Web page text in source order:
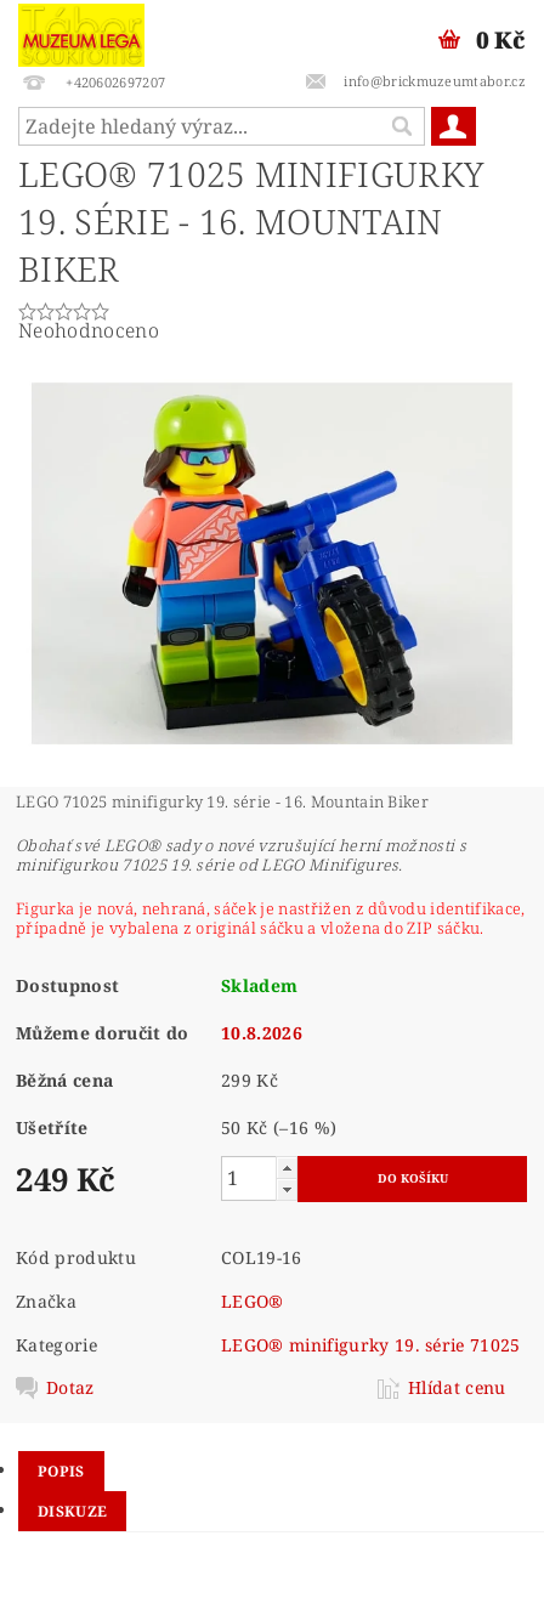
+420602697207 info@brickmuzeumtabor.cz
0 Kč
LEGO® 71025 MINIFIGURKY
19. SÉRIE - 16. MOUNTAIN
BIKER
Neohodnoceno
LEGO 71025 minifigurky 19. série - 16. Mountain Biker
Obohať své LEGO® sady o nové vzrušující herní možnosti s
minifigurkou 71025 19. série od LEGO Minifigures.
Figurka je nová, nehraná, sáček je nastřižen z důvodu identifikace,
případně je vybalena z originál sáčku a vložena do ZIP sáčku.
Dostupnost Skladem
Můžeme doručit do 10.8.2026
Běžná cena 299 Kč
Ušetříte 50 Kč(–16 %)
249 Kč
Kód produktu
COL19-16
Značka
LEGO®
Kategorie
LEGO® minifigurky 19. série 71025
Dotaz
Hlídat cenu
POPIS
DISKUZE